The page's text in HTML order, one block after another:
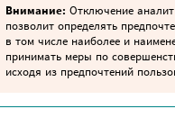
Внимание: Отключение
позволит определять
в том числе наиболее и
принимать меры по
исходя из предпочтений